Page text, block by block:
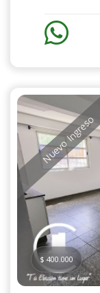
Nuevo Ingreso
$ 400.000